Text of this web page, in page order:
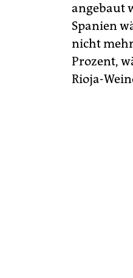
angebaut
Spanien
nicht
Prozent,
Rioja-